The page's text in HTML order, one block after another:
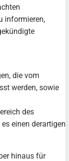
informieren,
die vom
werden, sowie
des
einen derartigen
hinaus für